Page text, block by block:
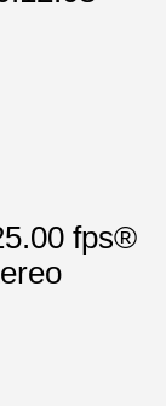
fps®